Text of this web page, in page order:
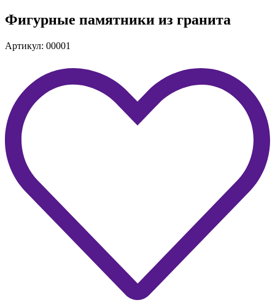
Фигурные памятники из гранита
Артикул: 00001